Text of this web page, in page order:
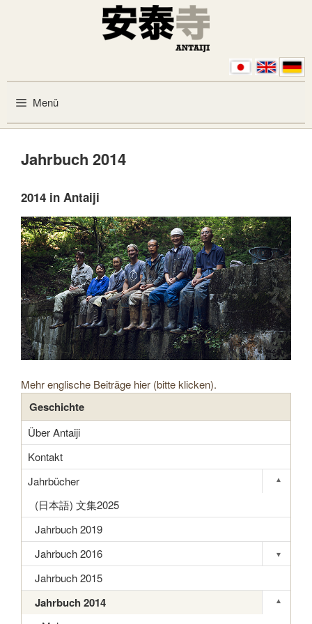
Menü
Jahrbuch 2014
2014 in Antaiji
Mehr englische Beiträge hier (bitte klicken).
Geschichte
Über Antaiji
Kontakt
Jahrbücher
▾
(日本語) 文集2025
Jahrbuch 2019
Jahrbuch 2016
▾
Toggle
Jahrbuch 2015
Jahrbuch 2014 ▾